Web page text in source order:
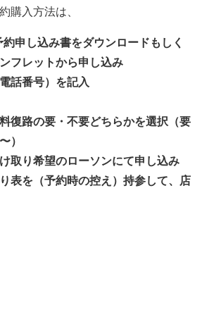
購入方法は、
申し込み書をダウンロードもしく
フレットから申し込み
話番号）を記入
復路の要・不要どちらかを選択（要
）
取り希望のローソンにて申し込み
表を（予約時の控え）持参して、店